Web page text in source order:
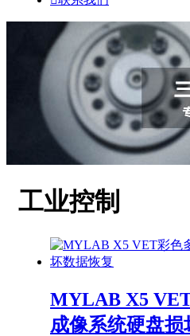
工业控制
MYLAB X5
成像系统硬盘损